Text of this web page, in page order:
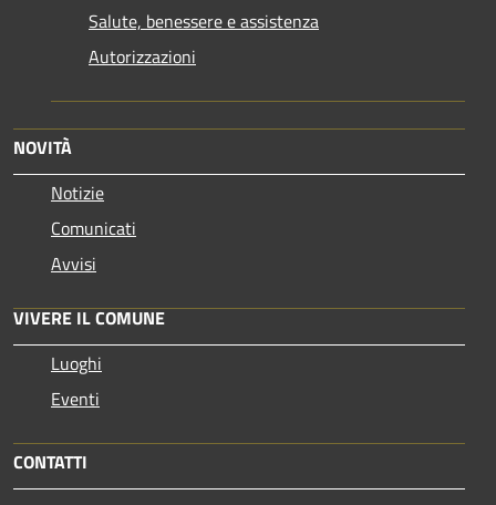
Salute, benessere e assistenza
Autorizzazioni
NOVITÀ
Notizie
Comunicati
Avvisi
VIVERE IL COMUNE
Luoghi
Eventi
CONTATTI